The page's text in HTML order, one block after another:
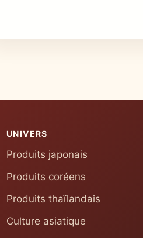
UNIVERS
Produits japonais
Produits coréens
Produits thaïlandais
Culture asiatique